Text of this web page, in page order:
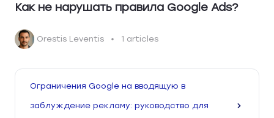
Как не нарушать правила Google Ads?
Orestis Leventis 1 articles
Ограничения Google на вводящую в
заблуждение рекламу: руководство для